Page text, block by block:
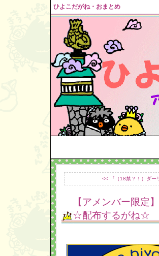
ひよこだがね・おまとめ
<< 『（18禁？！）ダー
【アメンバー限定
☆配布するがね☆